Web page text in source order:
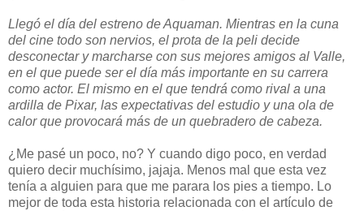
Llegó el día del estreno de Aquaman. Mientras en la cuna
del cine todo son nervios, el prota de la peli decide
desconectar y marcharse con sus mejores amigos al Valle,
en el que puede ser el día más importante en su carrera
como actor. El mismo en el que tendrá como rival a una
ardilla de Pixar, las expectativas del estudio y una ola de
calor que provocará más de un quebradero de cabeza.
¿Me pasé un poco, no? Y cuando digo poco, en verdad
quiero decir muchísimo, jajaja. Menos mal que esta vez
tenía a alguien para que me parara los pies a tiempo. Lo
mejor de toda esta historia relacionada con el artículo de